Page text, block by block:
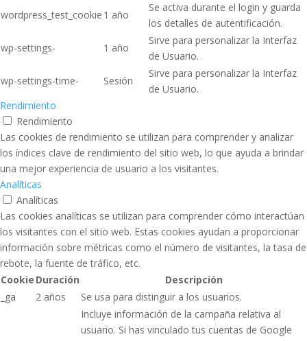
wordpress_test_cookie 1 año
Se activa durante el login y guarda
los detalles de autentificación.
wp-settings-
1 año
Sirve para personalizar la Interfaz
de Usuario.
wp-settings-time-
Sesión
Sirve para personalizar la Interfaz
de Usuario.
Rendimiento
Rendimiento
Las cookies de rendimiento se utilizan para comprender y analizar
los índices clave de rendimiento del sitio web, lo que ayuda a brindar
una mejor experiencia de usuario a los visitantes.
Analíticas
Analíticas
Las cookies analíticas se utilizan para comprender cómo interactúan
los visitantes con el sitio web. Estas cookies ayudan a proporcionar
información sobre métricas como el número de visitantes, la tasa de
rebote, la fuente de tráfico, etc.
Cookie Duración
Descripción
_ga
2 años Se usa para distinguir a los usuarios.
Incluye información de la campaña relativa al
usuario. Si has vinculado tus cuentas de Google